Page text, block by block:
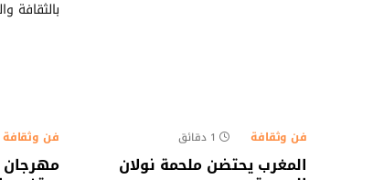
فن وثقافة 1 دقائق
المغرب يحتضن ملحمة نولان
فن وثقافة
مهرجان